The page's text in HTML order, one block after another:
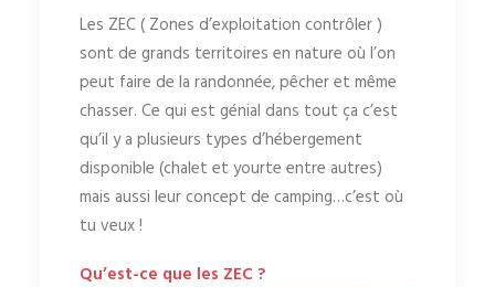
Les ZEC ( Zones d’exploitation contrôler )
sont de grands territoires en nature où l’on
peut faire de la randonnée, pêcher et même
chasser. Ce qui est génial dans tout ça c’est
qu’il y a plusieurs types d’hébergement
disponible (chalet et yourte entre autres)
mais aussi leur concept de camping…c’est où
tu veux !
Qu’est-ce que les ZEC ?